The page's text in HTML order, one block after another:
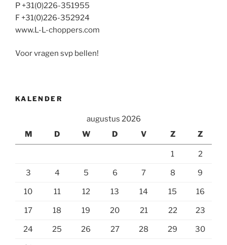
P +31(0)226-351955
F +31(0)226-352924
www.L-L-choppers.com
Voor vragen svp bellen!
KALENDER
augustus 2026
M
D W D V Z Z
1 2
3 4 5 6 7 8 9
10 11 12 13 14 15 16
17 18 19 20 21 22 23
24 25 26 27 28 29 30